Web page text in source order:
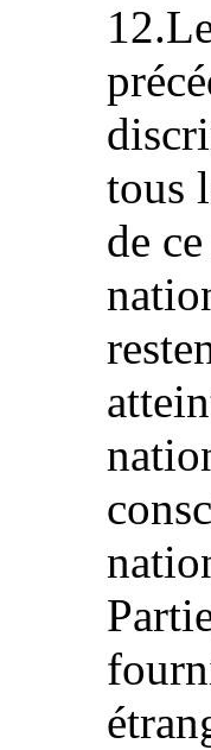
tous
de